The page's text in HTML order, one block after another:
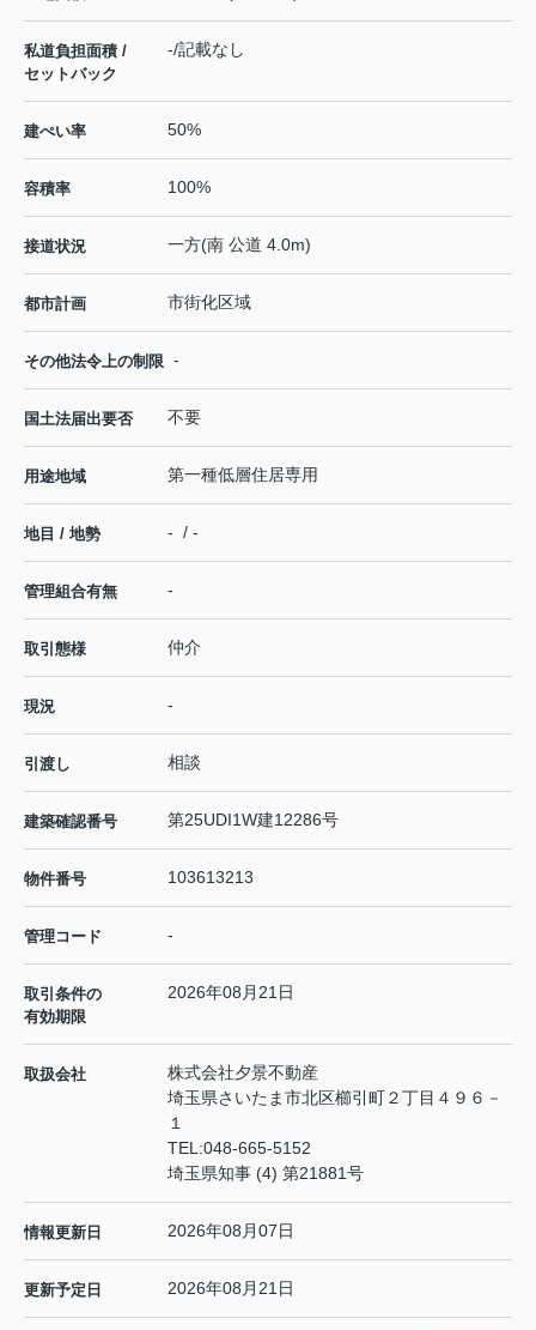
私道負担面積 /
セットバック
-/記載なし
建ぺい率 50%
容積率 100%
接道状況 一方(南 公道 4.0m)
都市計画 市街化区域
その他法令上の制限 -
国土法届出要否 不要
用途地域 第一種低層住居専用
地目 / 地勢 - / -
管理組合有無 -
取引態様 仲介
現況 -
引渡し 相談
建築確認番号 第25UDI1W建12286号
物件番号 103613213
管理コード -
取引条件の
有効期限
2026年08月21日
取扱会社
株式会社夕景不動産
埼玉県さいたま市北区櫛引町２丁目４９６－
１
TEL:048-665-5152
埼玉県知事 (4) 第21881号
情報更新日 2026年08月07日
更新予定日 2026年08月21日